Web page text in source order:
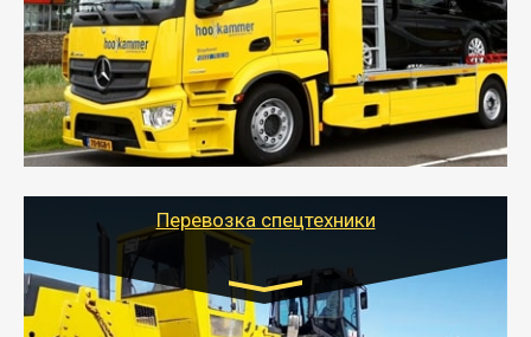
- Перевозка автовозом от Тайгер Логистик – это
быстрый и безопасный способ доставить несколько
легковых автомобилей за одну поездку в другой
город.
- Наша транспортная компания организует доставку
машин автовозом, подобрав оптимальный маршрут с
учетом всех особенности по пути следования.
Перевозка спецтехники
Цена за км. Рассчитывается